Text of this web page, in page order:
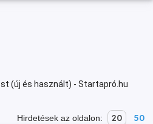
(új és használt) - Startapró.hu
Hirdetések az oldalon: 20 50